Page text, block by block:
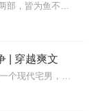
本作品分为《假正经》《劣等基因》两部，皆为鱼不语所作哦最初院里人人羡嫉罗佳，两任男友，顾伯宁是副主任，程进是主任，她风头无两；后来人人嘲笑罗佳，因为顾伯宁拿她当...
| 穿越爽文
【内容介绍】1938，山河破碎。我，一个现代宅男，携抗战系统空降皖南地狱开局。杀鬼子得积分，爆装备建基地！当别人还在溃退，我的敌后兵团已炮指金陵！【主播介绍】童...